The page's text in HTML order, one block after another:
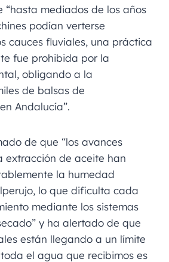
“hasta mediados de los años
podían verterse
cauces fluviales, una práctica
fue prohibida por la
obligando a la
de balsas de
Andalucía”.
de que “los avances
extracción de aceite han
la humedad
lo que dificulta cada
mediante los sistemas
y ha alertado de que
están llegando a un límite
el agua que recibimos es